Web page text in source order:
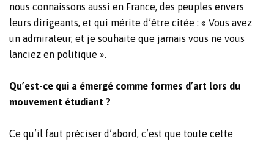
nous connaissons aussi en France, des peuples envers
leurs dirigeants, et qui mérite d’être citée : « Vous avez
un admirateur, et je souhaite que jamais vous ne vous
lanciez en politique ».
Qu’est-ce qui a émergé comme formes d’art lors du
mouvement étudiant ?
Ce qu’il faut préciser d’abord, c’est que toute cette